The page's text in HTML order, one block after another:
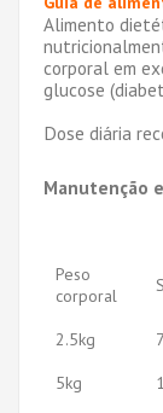
Alimento
corporal em
glucose
Dose diária
Manutenção
Peso
corporal
2.5kg
5kg